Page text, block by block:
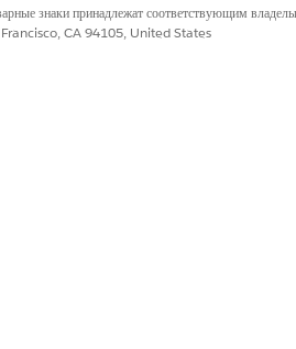
знаки принадлежат соответствующим
CA 94105, United States